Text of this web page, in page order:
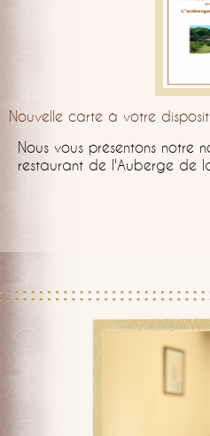
Nouvelle carte à votre
Nous vous présentons notre
restaurant de l'Auberge de